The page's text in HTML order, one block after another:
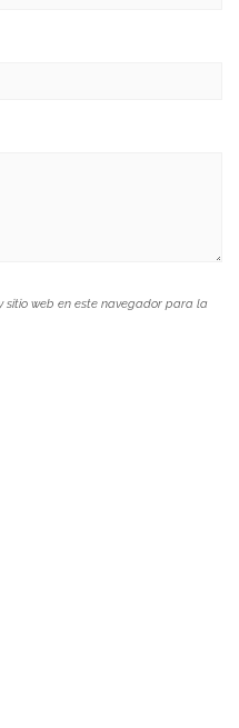
sitio web en este navegador para la